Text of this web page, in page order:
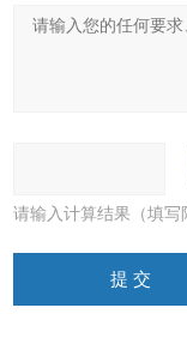
请输入计算结果（填